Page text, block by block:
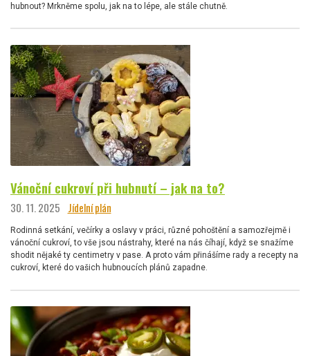
hubnout? Mrkněme spolu, jak na to lépe, ale stále chutně.
Vánoční cukroví při hubnutí – jak na to?
30. 11. 2025 Jídelní plán
Rodinná setkání, večírky a oslavy v práci, různé pohoštění a samozřejmě i
vánoční cukroví, to vše jsou nástrahy, které na nás číhají, když se snažíme
shodit nějaké ty centimetry v pase. A proto vám přinášíme rady a recepty na
cukroví, které do vašich hubnoucích plánů zapadne.